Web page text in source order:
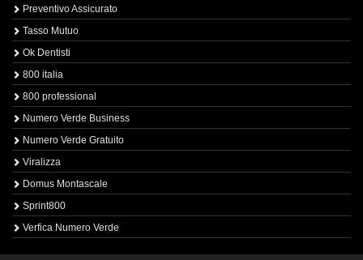
Preventivo Assicurato
Tasso Mutuo
Ok Dentisti
800 italia
800 professional
Numero Verde Business
Numero Verde Gratuito
Viralizza
Domus Montascale
Sprint800
Verfica Numero Verde